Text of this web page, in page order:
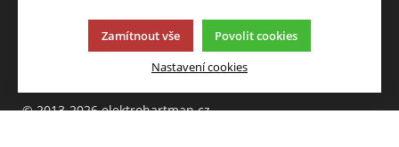
Tato stránka používá soubory cookies. Klikněte pro více
© 2013-2026 elektrohartman.cz
Zamítnout vše Povolit cookies
Nastavení cookies